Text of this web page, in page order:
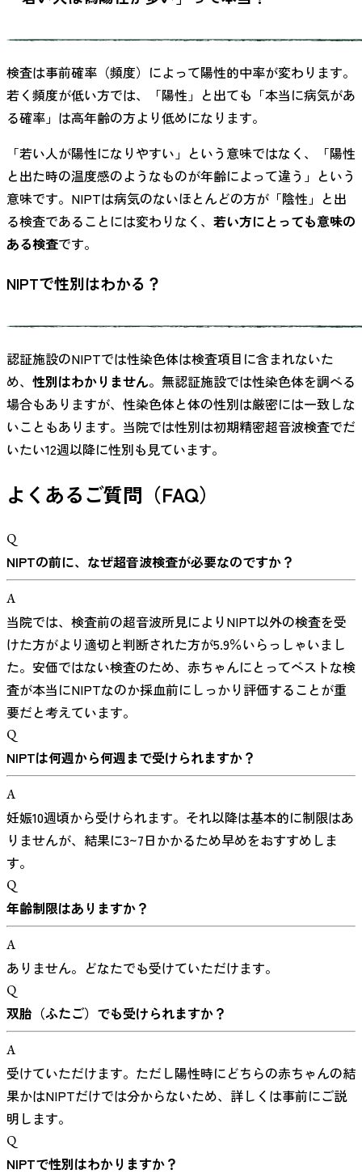
検査は事前確率（頻度）によって陽性的中率が変わります。
若く頻度が低い方では、「陽性」と出ても「本当に病気があ
る確率」は高年齢の方より低めになります。
「若い人が陽性になりやすい」という意味ではなく、「陽性
と出た時の温度感のようなものが年齢によって違う」という
意味です。NIPTは病気のないほとんどの方が「陰性」と出
る検査であることには変わりなく、 若い方にとっても意味の
ある検査です。
NIPTで性別はわかる？
認証施設のNIPTでは性染色体は検査項目に含まれないた
め、 性別はわかりません。無認証施設では性染色体を調べる
場合もありますが、性染色体と体の性別は厳密には一致しな
いこともあります。当院では性別は初期精密超音波検査でだ
いたい12週以降に性別も見ています。
よくあるご質問（FAQ）
Q
NIPTの前に、なぜ超音波検査が必要なのですか？
A
当院では、検査前の超音波所見によりNIPT以外の検査を受
けた方がより適切と判断された方が5.9％いらっしゃいまし
た。安価ではない検査のため、赤ちゃんにとってベストな検
査が本当にNIPTなのか採血前にしっかり評価することが重
要だと考えています。
Q
NIPTは何週から何週まで受けられますか？
A
妊娠10週頃から受けられます。それ以降は基本的に制限はあ
りませんが、結果に3~7日かかるため早めをおすすめしま
す。
Q
年齢制限はありますか？
A
ありません。どなたでも受けていただけます。
Q
双胎（ふたご）でも受けられますか？
A
受けていただけます。ただし陽性時にどちらの赤ちゃんの結
果かはNIPTだけでは分からないため、詳しくは事前にご説
明します。
Q
NIPTで性別はわかりますか？